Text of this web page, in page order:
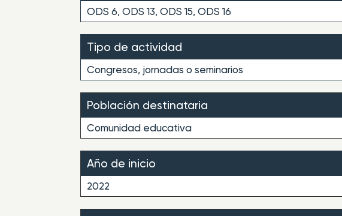
ODS 6, ODS 13, ODS 15, ODS 16
Tipo de actividad
Congresos, jornadas o seminarios
Población destinataria
Comunidad educativa
Año de inicio
2022